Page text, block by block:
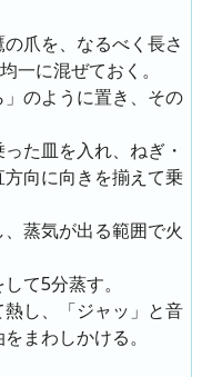
爪を、なるべく長さ
一に混ぜておく。
のように置き、その
た皿を入れ、ねぎ・
向に向きを揃えて乗
蒸気が出る範囲で火
て5分蒸す。
し、「ジャッ」と音
まわしかける。